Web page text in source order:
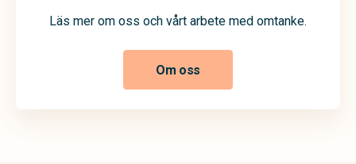
Läs mer om oss och vårt arbete med omtanke.
Om oss